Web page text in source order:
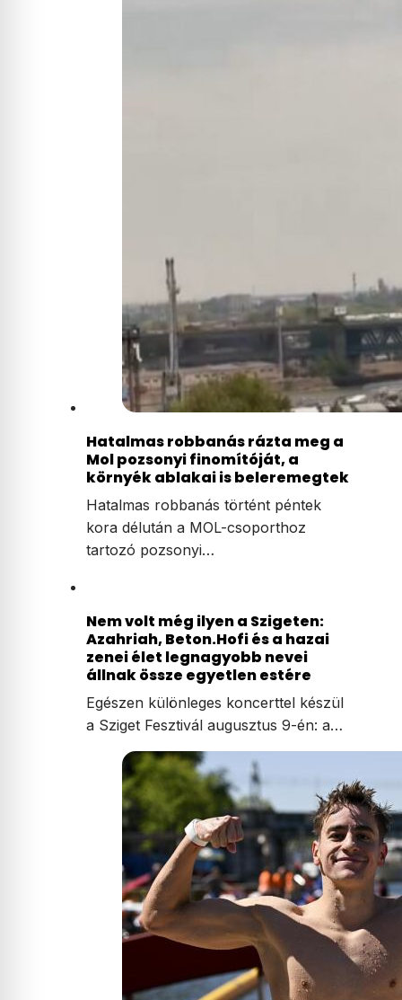
Hatalmas robbanás rázta meg a
Mol pozsonyi finomítóját, a
környék ablakai is beleremegtek
Hatalmas robbanás történt péntek
kora délután a MOL-csoporthoz
tartozó pozsonyi…
Nem volt még ilyen a Szigeten:
Azahriah, Beton.Hofi és a hazai
zenei élet legnagyobb nevei
állnak össze egyetlen estére
Egészen különleges koncerttel készül
a Sziget Fesztivál augusztus 9-én: a…